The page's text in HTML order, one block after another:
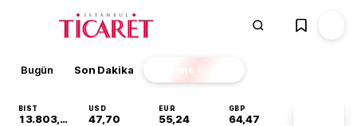
Bugün Son Dakika Finans EKSTRA
BIST
13.803,11
USD
47,70
EUR
55,24
GBP
64,47